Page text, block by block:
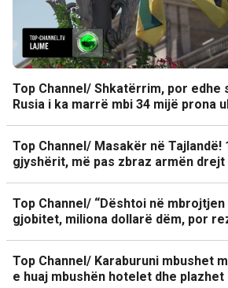
Top Channel/ Shkatërrim, por edhe
Rusia i ka marrë mbi 34 mijë prona
Top Channel/ Masakër në
gjyshërit, më pas zbraz armën
Top Channel/ “Dështoi në
gjobitet, miliona dollarë dëm, por
Top Channel/ Karaburuni mbushet
e huaj mbushën hotelet dhe plazhet